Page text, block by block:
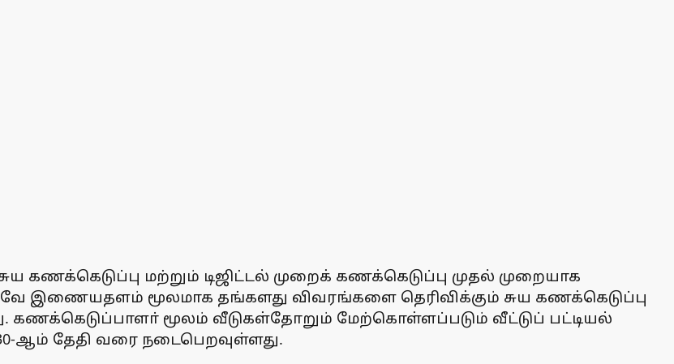
கணக்கெடுப்பு மற்றும் டிஜிட்டல் முறைக் கணக்கெடுப்பு முதல் முறையாக
இணையதளம் மூலமாக தங்களது விவரங்களை தெரிவிக்கும் சுய கணக்கெடுப்பு
கணக்கெடுப்பாளா் மூலம் வீடுகள்தோறும் மேற்கொள்ளப்படும் வீட்டுப் பட்டியல்
ஆம் தேதி வரை நடைபெறவுள்ளது.